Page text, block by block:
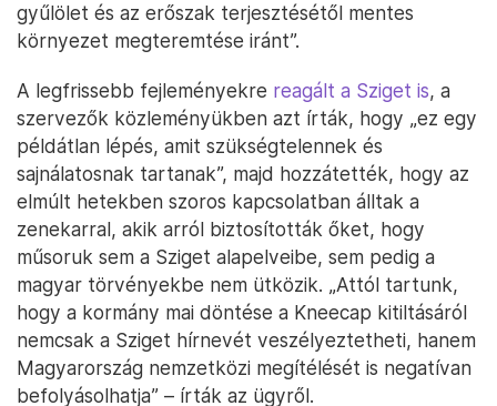
gyűlölet és az erőszak terjesztésétől mentes
környezet megteremtése iránt”.
A legfrissebb fejleményekre reagált a Sziget is, a
szervezők közleményükben azt írták, hogy „ez egy
példátlan lépés, amit szükségtelennek és
sajnálatosnak tartanak”, majd hozzátették, hogy az
elmúlt hetekben szoros kapcsolatban álltak a
zenekarral, akik arról biztosították őket, hogy
műsoruk sem a Sziget alapelveibe, sem pedig a
magyar törvényekbe nem ütközik. „Attól tartunk,
hogy a kormány mai döntése a Kneecap kitiltásáról
nemcsak a Sziget hírnevét veszélyeztetheti, hanem
Magyarország nemzetközi megítélését is negatívan
befolyásolhatja” – írták az ügyről.